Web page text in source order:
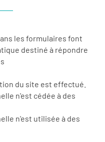
les formulaires font
destiné à répondre
du site est effectué.
n'est cédée à des
n'est utilisée à des